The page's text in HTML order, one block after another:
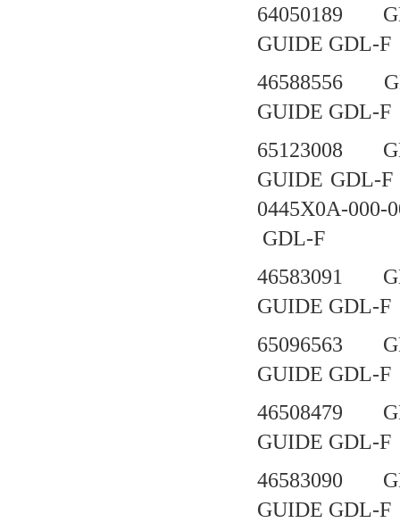
64050189
GUIDE
46588556
GUIDE GDL-F
65123008
GUIDE
0445X0A-
GDL-F
46583091
GUIDE GDL-F
65096563
GUIDE
46508479
GUIDE
46583090
GUIDE GDL-F